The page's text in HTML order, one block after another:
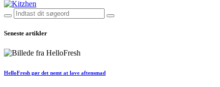
Seneste artikler
HelloFresh gør det nemt at lave aftensmad